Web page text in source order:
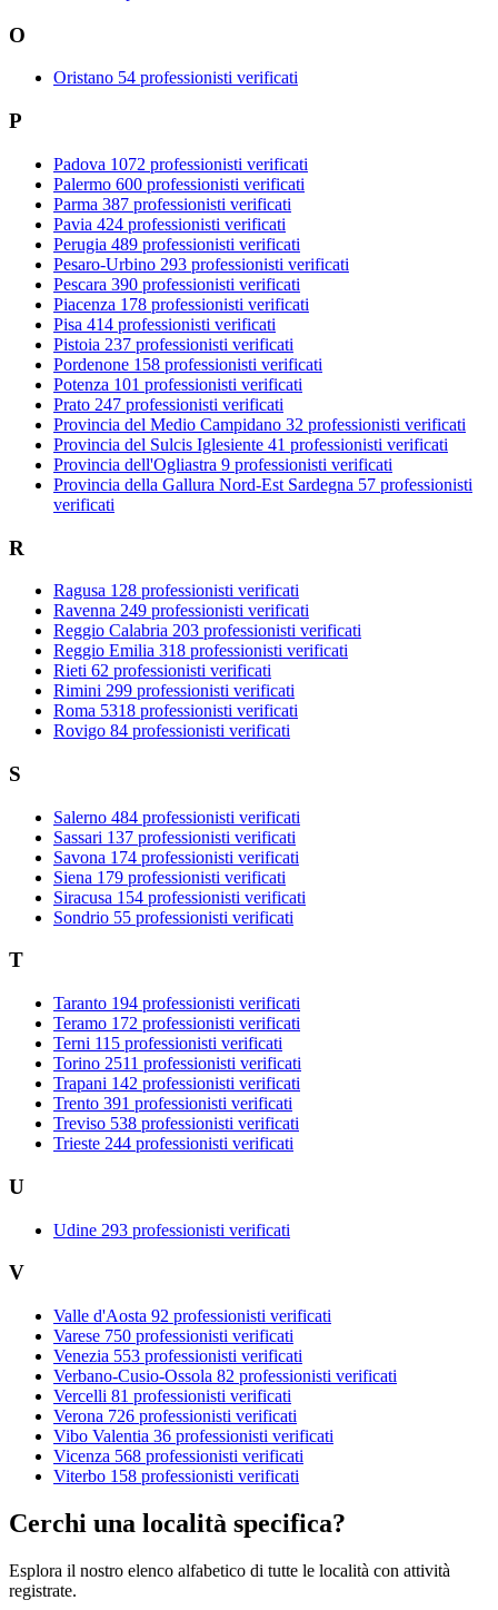
O
Oristano 54 professionisti verificati
P
Padova 1072 professionisti verificati
Palermo 600 professionisti verificati
Parma 387 professionisti verificati
Pavia 424 professionisti verificati
Perugia 489 professionisti verificati
Pesaro-Urbino 293 professionisti verificati
Pescara 390 professionisti verificati
Piacenza 178 professionisti verificati
Pisa 414 professionisti verificati
Pistoia 237 professionisti verificati
Pordenone 158 professionisti verificati
Potenza 101 professionisti verificati
Prato 247 professionisti verificati
Provincia del Medio Campidano 32 professionisti verificati
Provincia del Sulcis Iglesiente 41 professionisti verificati
Provincia dell'Ogliastra 9 professionisti verificati
Provincia della Gallura Nord-Est Sardegna 57 professionisti
verificati
R
Ragusa 128 professionisti verificati
Ravenna 249 professionisti verificati
Reggio Calabria 203 professionisti verificati
Reggio Emilia 318 professionisti verificati
Rieti 62 professionisti verificati
Rimini 299 professionisti verificati
Roma 5318 professionisti verificati
Rovigo 84 professionisti verificati
S
Salerno 484 professionisti verificati
Sassari 137 professionisti verificati
Savona 174 professionisti verificati
Siena 179 professionisti verificati
Siracusa 154 professionisti verificati
Sondrio 55 professionisti verificati
T
Taranto 194 professionisti verificati
Teramo 172 professionisti verificati
Terni 115 professionisti verificati
Torino 2511 professionisti verificati
Trapani 142 professionisti verificati
Trento 391 professionisti verificati
Treviso 538 professionisti verificati
Trieste 244 professionisti verificati
U
Udine 293 professionisti verificati
V
Valle d'Aosta 92 professionisti verificati
Varese 750 professionisti verificati
Venezia 553 professionisti verificati
Verbano-Cusio-Ossola 82 professionisti verificati
Vercelli 81 professionisti verificati
Verona 726 professionisti verificati
Vibo Valentia 36 professionisti verificati
Vicenza 568 professionisti verificati
Viterbo 158 professionisti verificati
Cerchi una località specifica?
Esplora il nostro elenco alfabetico di tutte le località con attività
registrate.